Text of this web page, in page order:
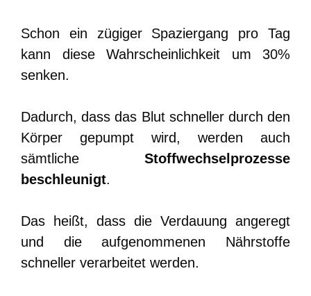
Schon ein zügiger Spaziergang pro Tag
kann diese Wahrscheinlichkeit um 30%
senken.
Dadurch, dass das Blut schneller durch den
Körper gepumpt wird, werden auch
sämtliche Stoffwechselprozesse
beschleunigt.
Das heißt, dass die Verdauung angeregt
und die aufgenommenen Nährstoffe
schneller verarbeitet werden.